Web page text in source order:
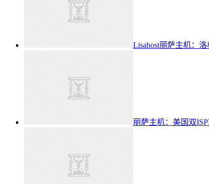
Lisahost丽萨主机：
丽萨主机：美国双